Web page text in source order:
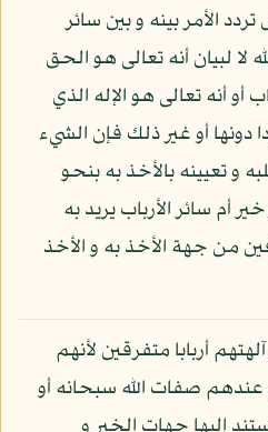
الأمر بينه و بين سائر
لا لبيان أنه تعالى هو الحق
أو أنه تعالى هو الإله الذي
دونها أو غير ذلك فإن الشيء
و تعيينه بالأخذ به بنحو
أم سائر الأرباب يريد به
من جهة الأخذ به و الأخذ
أربابا متفرقين لأنهم
عندهم صفات الله سبحانه أو